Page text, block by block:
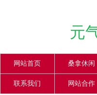
元
网站首页 桑拿休闲
联系我们 网站合作